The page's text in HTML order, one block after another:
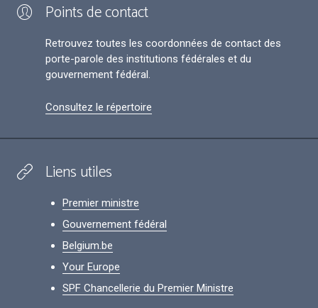
Points de contact
Retrouvez toutes les coordonnées de contact des
porte-parole des institutions fédérales et du
gouvernement fédéral.
Consultez le répertoire
Liens utiles
Premier ministre
Gouvernement fédéral
Belgium.be
Your Europe
SPF Chancellerie du Premier Ministre